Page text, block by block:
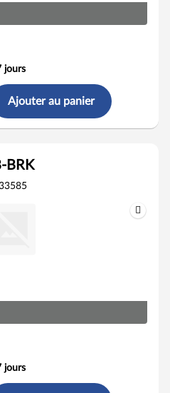
jours
Ajouter au panier
BRK
jours